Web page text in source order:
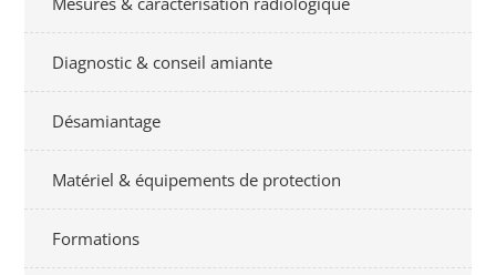
Diagnostic & conseil amiante
Désamiantage
Matériel & équipements de protection
Formations